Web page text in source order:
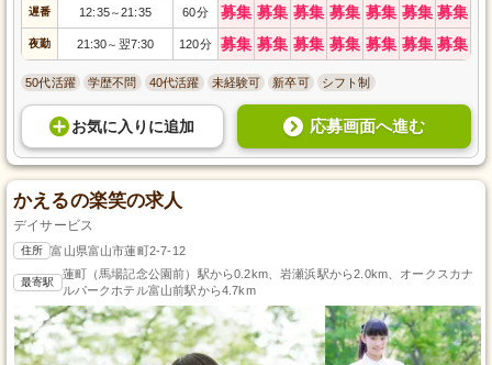
遅番 12:35～21:35 60分 募集 募集 募集 募集 募集 募集 募集
夜勤 21:30～ 翌7:30 120分 募集 募集 募集 募集 募集 募集 募集
50代活躍 学歴不問 40代活躍 未経験可 新卒可 シフト制
お気に入り に追加 応募画面へ進む
かえるの楽笑の求人
デイサービス
住所 富山県富山市蓮町2-7-12
最寄駅
蓮町（馬場記念公園前）駅から0.2km、岩瀬浜駅から2.0km、オークスカナ
ルパークホテル富山前駅から4.7km